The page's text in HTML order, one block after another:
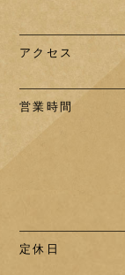
アクセス
営業時間
定休日